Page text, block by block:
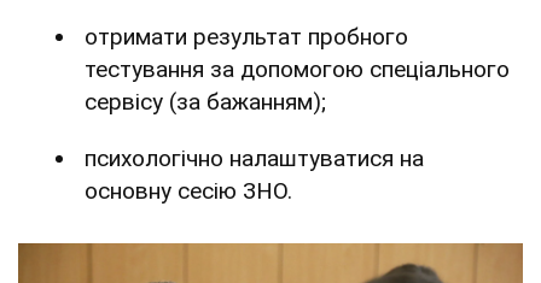
отримати результат пробного
тестування за допомогою спеціального
сервісу (за бажанням);
психологічно налаштуватися на
основну сесію ЗНО.